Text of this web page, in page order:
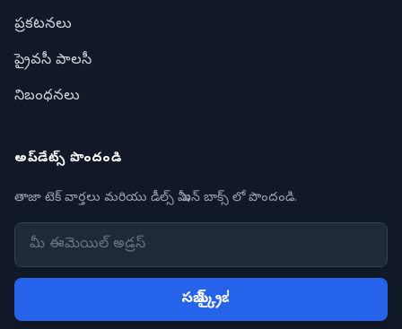
ప్రకటనలు
ప్రైవసీ పాలసీ
నిబంధనలు
అప్‌డేట్స్ పొందండి
తాజా టెక్ వార్తలు మరియు డీల్స్ మీ ఇన్ బాక్స్ లో పొందండి.
సబ్ స్క్రైబ్